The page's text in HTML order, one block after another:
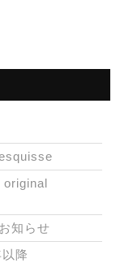
original
知らせ
降